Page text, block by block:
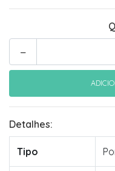
-
Detalhes:
Tipo